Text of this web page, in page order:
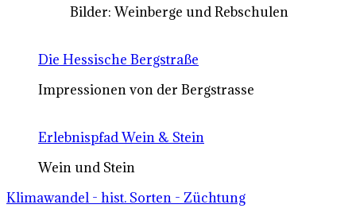
Bilder: Weinberge und Rebschulen
Die Hessische Bergstraße
Impressionen von der Bergstrasse
Erlebnispfad Wein & Stein
Wein und Stein
Klimawandel - hist. Sorten - Züchtung